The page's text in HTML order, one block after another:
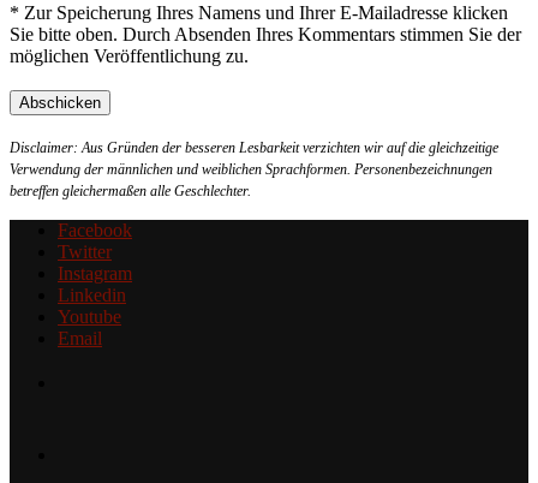
* Zur Speicherung Ihres Namens und Ihrer E-Mailadresse klicken
Sie bitte oben. Durch Absenden Ihres Kommentars stimmen Sie der
möglichen Veröffentlichung zu.
Disclaimer: Aus Gründen der besseren Lesbarkeit verzichten wir auf die gleichzeitige
Verwendung der männlichen und weiblichen Sprachformen. Personenbezeichnungen
betreffen gleichermaßen alle Geschlechter.
Facebook
Twitter
Instagram
Linkedin
Youtube
Email